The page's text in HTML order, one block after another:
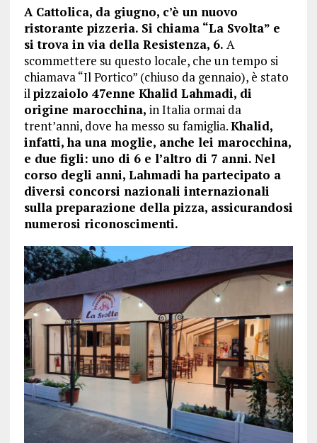
A Cattolica, da giugno, c’è un nuovo
ristorante pizzeria. Si chiama “La Svolta” e
si trova in via della Resistenza, 6. A
scommettere su questo locale, che un tempo si
chiamava “Il Portico” (chiuso da gennaio), è stato
ilpizzaiolo 47enne Khalid Lahmadi, di
origine marocchina, in Italia ormai da
trent’anni, dove ha messo su famiglia.Khalid,
infatti, ha una moglie, anche lei marocchina,
e due figli: uno di 6 e l’altro di 7 anni. Nel
corso degli anni, Lahmadi ha partecipato a
diversi concorsi nazionali internazionali
sulla preparazione della pizza, assicurandosi
numerosi riconoscimenti.